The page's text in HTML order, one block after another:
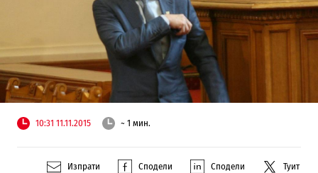
10:31 11.11.2015 ~ 1 мин.
Изпрати Сподели Сподели Туит